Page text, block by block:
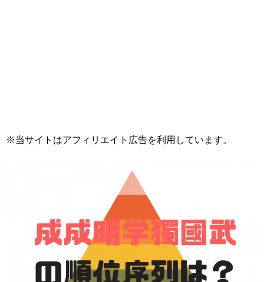
※当サイトはアフィリエイト広告を利用しています。